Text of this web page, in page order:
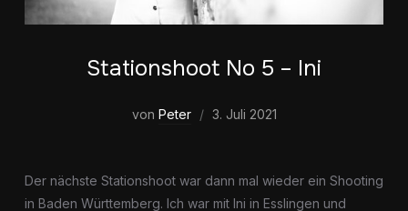
Stationshoot No 5 – Ini
von Peter 3. Juli 2021
Der nächste Stationshoot war dann mal wieder ein Shooting
in Baden Württemberg. Ich war mit Ini in Esslingen und